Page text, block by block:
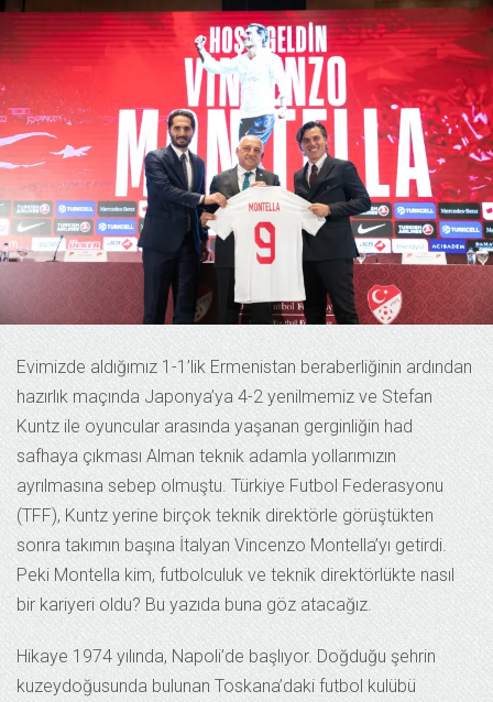
Evimizde aldığımız 1-1’lik Ermenistan beraberliğinin ardından
hazırlık maçında Japonya’ya 4-2 yenilmemiz ve Stefan
Kuntz ile oyuncular arasında yaşanan gerginliğin had
safhaya çıkması Alman teknik adamla yollarımızın
ayrılmasına sebep olmuştu. Türkiye Futbol Federasyonu
(TFF), Kuntz yerine birçok teknik direktörle görüştükten
sonra takımın başına İtalyan Vincenzo Montella’yı getirdi.
Peki Montella kim, futbolculuk ve teknik direktörlükte nasıl
bir kariyeri oldu? Bu yazıda buna göz atacağız.
Hikaye 1974 yılında, Napoli’de başlıyor. Doğduğu şehrin
kuzeydoğusunda bulunan Toskana’daki futbol kulübü